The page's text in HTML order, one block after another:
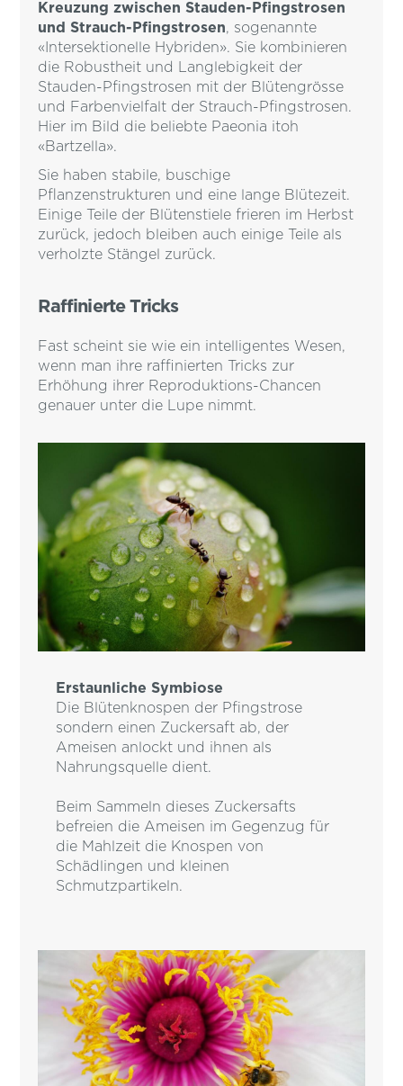
Kreuzung zwischen Stauden-Pfingstrosen
und Strauch-Pfingstrosen, sogenannte
«Intersektionelle Hybriden». Sie kombinieren
die Robustheit und Langlebigkeit der
Stauden-Pfingstrosen mit der Blütengrösse
und Farbenvielfalt der Strauch-Pfingstrosen.
Hier im Bild die beliebte Paeonia itoh
«Bartzella».
Sie haben stabile, buschige
Pflanzenstrukturen und eine lange Blütezeit.
Einige Teile der Blütenstiele frieren im Herbst
zurück, jedoch bleiben auch einige Teile als
verholzte Stängel zurück.
Raffinierte Tricks
Fast scheint sie wie ein intelligentes Wesen,
wenn man ihre raffinierten Tricks zur
Erhöhung ihrer Reproduktions-Chancen
genauer unter die Lupe nimmt.
Erstaunliche Symbiose
Die Blütenknospen der Pfingstrose
sondern einen Zuckersaft ab, der
Ameisen anlockt und ihnen als
Nahrungsquelle dient.
Beim Sammeln dieses Zuckersafts
befreien die Ameisen im Gegenzug für
die Mahlzeit die Knospen von
Schädlingen und kleinen
Schmutzpartikeln.